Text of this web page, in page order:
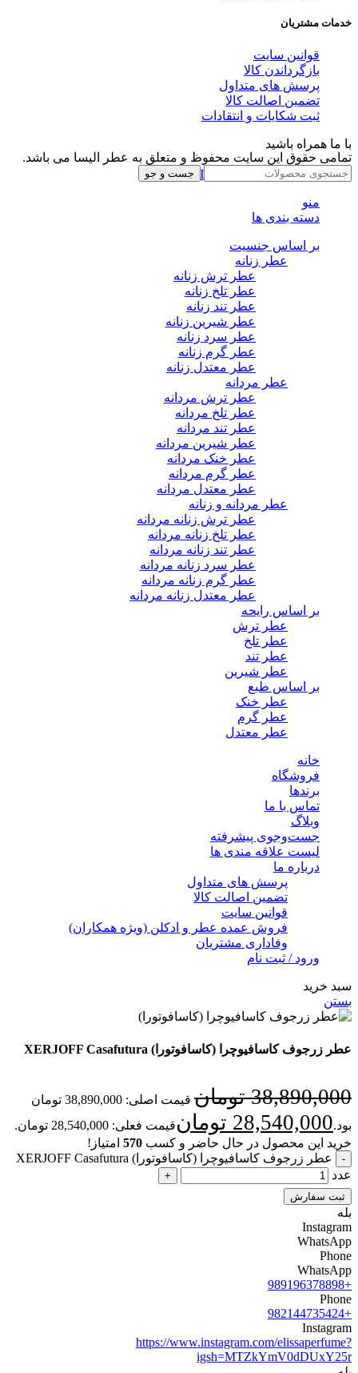
خدمات مشتریان
قوانین سایت
بازگرداندن کالا
پرسش های متداول
تضمین اصالت کالا
ثبت شکایات و انتقادات
با ما همراه باشید
Telegram Whatsapp Instagram
تمامی حقوق این سایت محفوظ و متعلق به عطر الیسا می باشد.
جست و جو
منو
دسته بندی ها
بر اساس جنسیت
عطر زنانه
عطر ترش زنانه
عطر تلخ زنانه
عطر تند زنانه
عطر شیرین زنانه
عطر سرد زنانه
عطر گرم زنانه
عطر معتدل زنانه
عطر مردانه
عطر ترش مردانه
عطر تلخ مردانه
عطر تند مردانه
عطر شیرین مردانه
عطر خنک مردانه
عطر گرم مردانه
عطر معتدل مردانه
عطر مردانه و زنانه
عطر ترش زنانه مردانه
عطر تلخ زنانه مردانه
عطر تند زنانه مردانه
عطر سرد زنانه مردانه
عطر گرم زنانه مردانه
عطر معتدل زنانه مردانه
بر اساس رایحه
عطر ترش
عطر تلخ
عطر تند
عطر شیرین
بر اساس طبع
عطر خنک
عطر گرم
عطر معتدل
خانه
فروشگاه
برندها
تماس با ما
وبلاگ
جست‌وجوی پیشرفته
لیست علاقه مندی ها
درباره ما
پرسش های متداول
تضمین اصالت کالا
قوانین سایت
فروش عمده عطر و ادکلن (ویژه همکاران)
وفاداری مشتریان
ورود / ثبت نام
سبد خرید
بستن
عطر زرجوف کاسافیوچرا (کاسافوتورا) XERJOFF Casafutura
38,890,000 تومان
قیمت اصلی: 38,890,000 تومان
بود.28,540,000 تومانقیمت فعلی: 28,540,000 تومان.
خرید این محصول در حال حاضر و کسب 570 امتیاز!
عطر زرجوف کاسافیوچرا (کاسافوتورا) XERJOFF Casafutura
عدد
ثبت سفارش
بله
Instagram
WhatsApp
Phone
WhatsApp
+989196378898
Phone
+982144735424
Instagram
https://www.instagram.com/elissaperfume?
igsh=MTZkYmV0dDUxY25r